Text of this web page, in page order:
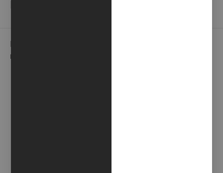
novità della galleria.